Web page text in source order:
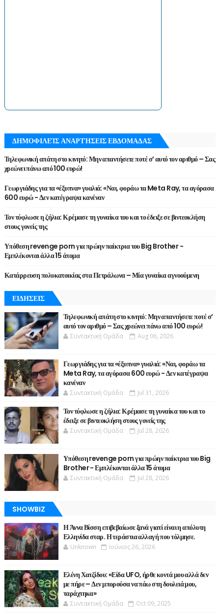
ΔΗΜΟΦΙΛΕΊΣ ΑΝΑΡΤΉΣΕΙΣ ΕΒΔΟΜΑΔΑΣ
Τηλεφωνική απάτη στο κινητό: Μην απαντήσετε ποτέ σ’ αυτό τον αριθμό – Σας
χρεώνει πάνω από 100 ευρώ!
Γεωργιάδης για τα «έξυπνα» γυαλιά: «Ναι, φοράω τα Meta Ray, τα αγόρασα
600 ευρώ - Δεν κατέγραψα κανέναν
Τον τύφλωσε η ζήλια: Κρέμασε τη γυναίκα του και το έδειξε σε βιντεοκλήση
στους γονείς της
Υπόθεση revenge porn για πρώην παίκτρια του Big Brother -
Εμπλέκονται άλλα 15 άτομα
Κατάρρευση πολυκατοικίας στα Πετράλωνα – Μία γυναίκα αγνοούμενη
ΕΙΔΗΣΕΙΣ
Τηλεφωνική απάτη στο κινητό: Μην απαντήσετε ποτέ σ’
αυτό τον αριθμό – Σας χρεώνει πάνω από 100 ευρώ!
Συντακτική Ομάδα Aug 06, 2026
Γεωργιάδης για τα «έξυπνα» γυαλιά: «Ναι, φοράω τα
Meta Ray, τα αγόρασα 600 ευρώ - Δεν κατέγραψα
κανέναν
Συντακτική Ομάδα Jul 31, 2026
Τον τύφλωσε η ζήλια: Κρέμασε τη γυναίκα του και το
έδειξε σε βιντεοκλήση στους γονείς της
Συντακτική Ομάδα Jul 28, 2026
Υπόθεση revenge porn για πρώην παίκτρια του Big
Brother - Εμπλέκονται άλλα 15 άτομα
Συντακτική Ομάδα Jul 28, 2026
SHOWBIZ
Η Άννα Βίσση επιβεβαίωσε ξανά γιατί είναι η απόλυτη
Ελληνίδα σταρ. Η τεράστια αλλαγή που τόλμησε.
Unknown Ιούνιος 26, 2026
Ελένη Χατζίδου: «Είδα UFO, ήρθε κοντά μου αλλά δεν
με πήρε – Δεν μπορούσα να πάω στη δουλειά μου,
ταράχτηκα»
Συντακτική Ομάδα Oct 09, 2025